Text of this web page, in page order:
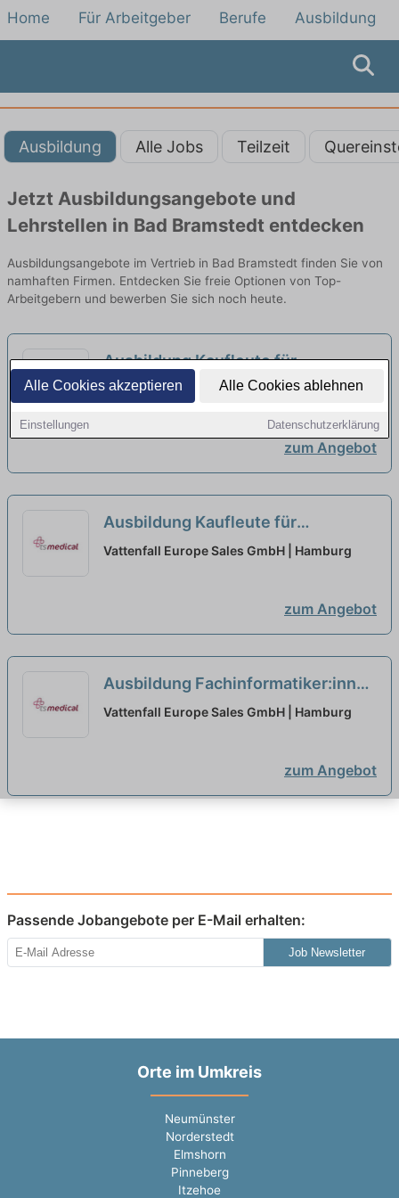
Alle Cookies akzeptieren Alle Cookies ablehnen
Einstellungen Datenschutzerklärung
Home Für Arbeitgeber Berufe Ausbildung
Ausbildung Alle Jobs Teilzeit
Jetzt Ausbildungsangebote und
Lehrstellen in Bad Bramstedt entdecken
Ausbildungsangebote im Vertrieb in Bad Bramstedt finden Sie von
namhaften Firmen. Entdecken Sie freie Optionen von Top-
Arbeitgebern und bewerben Sie sich noch heute.
Ausbildung Kaufleute für
Digitalisierungsmanagement 2027
Vattenfall Europe Sales GmbH | Hamburg
zum Angebot
Ausbildung Kaufleute für
Digitalisierungsmanagement 2027
Vattenfall Europe Sales GmbH | Hamburg
zum Angebot
Ausbildung Fachinformatiker:innen
mit Fachrichtung Daten- und
Vattenfall Europe Sales GmbH | Hamburg
zum Angebot
Passende Jobangebote per E-Mail erhalten:
Job Newsletter
Orte im Umkreis
Neumünster
Norderstedt
Elmshorn
Pinneberg
Itzehoe